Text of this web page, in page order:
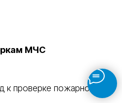
МЧС
к проверке пожарного